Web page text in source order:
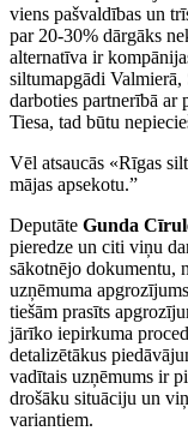
viens pašvaldības un
par 20-30% dārgāks
alternatīva ir
siltumapgādi Valmierā,
darboties partnerībā
Tiesa, tad būtu
Vēl atsaucās «Rīgas
mājas apsekotu.”
Deputāte Gunda
pieredze un citi viņu
sākotnējo dokumentu,
uzņēmuma
tiešām prasīts
jārīko iepirkuma
detalizētākus
vadītais uzņēmums ir
drošāku situāciju un
variantiem.